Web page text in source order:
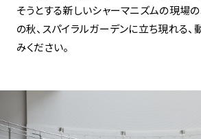
そうとする新しいシャーマニズムの現場の
の秋、スパイラルガーデンに立ち現れる、
みください。